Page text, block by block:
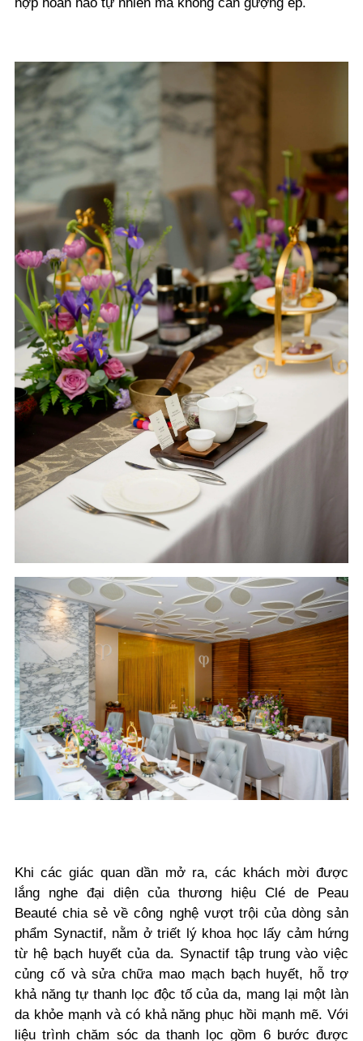
Khi các giác quan dần mở ra, các khách mời được
lắng nghe đại diện của thương hiệu Clé de Peau
Beauté chia sẻ về công nghệ vượt trội của dòng sản
phẩm Synactif, nằm ở triết lý khoa học lấy cảm hứng
từ hệ bạch huyết của da. Synactif tập trung vào việc
củng cố và sửa chữa mao mạch bạch huyết, hỗ trợ
khả năng tự thanh lọc độc tố của da, mang lại một làn
da khỏe mạnh và có khả năng phục hồi mạnh mẽ. Với
liệu trình chăm sóc da thanh lọc gồm 6 bước được